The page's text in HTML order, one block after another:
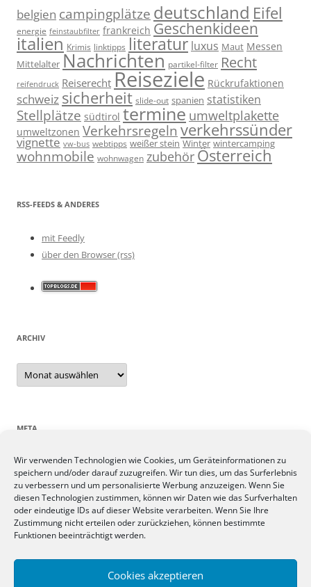
Wir verwenden Technologien wie Cookies, um Geräteinformationen zu
speichern und/oder darauf zuzugreifen. Wir tun dies, um das Surferlebnis
zu verbessern und um personalisierte Werbung anzuzeigen. Wenn Sie
diesen Technologien zustimmen, können wir Daten wie das Surfverhalten
oder eindeutige IDs auf dieser Website verarbeiten. Wenn Sie Ihre
Zustimmung nicht erteilen oder zurückziehen, können bestimmte
Funktionen beeinträchtigt werden.
Cookies akzeptieren
belgien campingplätze deutschland Eifel
energie feinstaubfilter frankreich Geschenkideen
italien Krimis linktipps literatur luxus Maut Messen
Mittelalter Nachrichten partikel-filter Recht
reifendruck Reiserecht Reiseziele Rückrufaktionen
schweiz sicherheit slide-out spanien statistiken
Stellplätze südtirol termine umweltplakette
umweltzonen Verkehrsregeln verkehrssünder
vignette vw-bus webtipps weißer stein Winter wintercamping
wohnmobile wohnwagen zubehör Österreich
RSS-FEEDS & ANDERES
mit Feedly
über den Browser (rss)
ARCHIV
Archiv
META
Anmelden
Eintrags-Feed
Kommentar-Feed
WordPress.org
SIEBEN TAGE, SIEBEN THEMEN